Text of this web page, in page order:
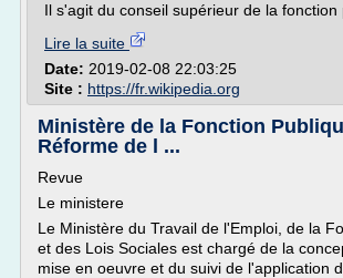
Il s'agit du conseil supérieur de la fonction
Lire la suite
Date: 2019-02-08 22:03:25
Site : https://fr.wikipedia.org
Ministère de la Fonction
Réforme de l ...
Revue
Le ministere
Le Ministère du Travail de l'Emploi, de la
et des Lois Sociales est chargé de la
mise en oeuvre et du suivi de l'application